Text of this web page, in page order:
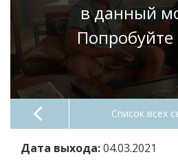
в данный
Список всех
Дата выхода:04.03.2021